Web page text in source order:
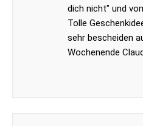
dich nicht" und
Tolle
sehr bescheiden
Wochenende